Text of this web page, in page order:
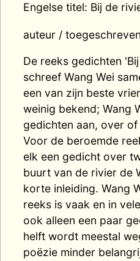
Engelse titel: Bij de
auteur /
De reeks gedichten
schreef Wang Wei
een van zijn beste
weinig bekend; Wang
gedichten aan, over
Voor de beroemde
elk een gedicht over
buurt van de rivier de
korte inleiding. Wang
reeks is vaak en in
ook alleen een paar
helft wordt meestal
poëzie minder